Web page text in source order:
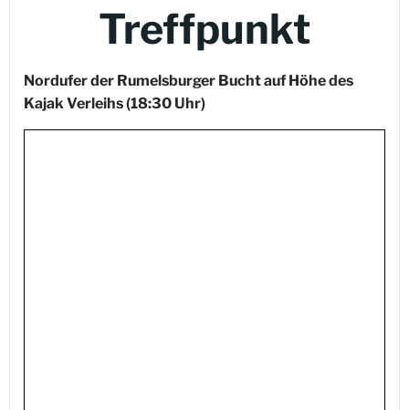
Treffpunkt
Nordufer der Rumelsburger Bucht auf Höhe des
Kajak Verleihs(18:30 Uhr)